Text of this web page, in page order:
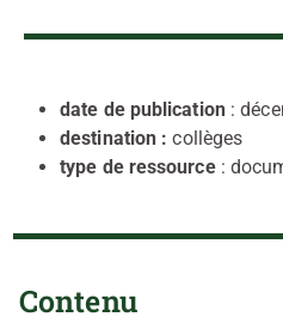
date de publication:
destination :collèges
type de ressource:
Contenu